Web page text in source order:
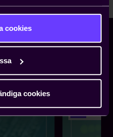
cookies
cookies